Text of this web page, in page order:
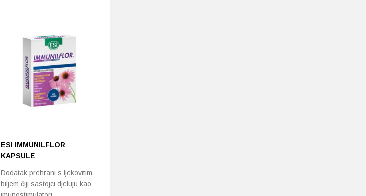
ESI IMMUNILFLOR
KAPSULE
Dodatak prehrani s ljekovitim
biljem čiji sastojci djeluju kao